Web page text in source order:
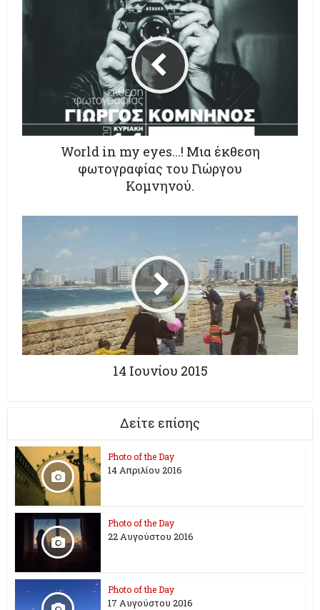
World in my eyes...! Μια έκθεση
φωτογραφίας του Γιώργου
Κομνηνού.
14 Ιουνίου 2015
Δείτε επίσης
Photo of the Day
14 Απριλίου 2016
Photo of the Day
22 Αυγούστου 2016
Photo of the Day
17 Aυγούστου 2016